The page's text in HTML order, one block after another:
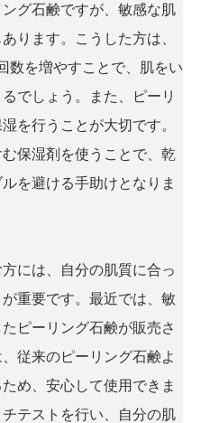
グ石鹸ですが、敏感な肌
ります。こうした方は、
数を増やすことで、肌をい
でしょう。また、ピーリ
を行うことが大切です。
保湿剤を使うことで、乾
を避ける手助けとなりま
には、自分の肌質に合っ
重要です。最近では、敏
ピーリング石鹸が販売さ
従来のピーリング石鹸よ
め、安心して使用できま
テストを行い、自分の肌